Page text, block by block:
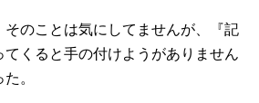
のことは気にしてませんが、『記
くると手の付けようがありません
。